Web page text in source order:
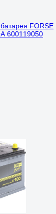
FORSE
600119050